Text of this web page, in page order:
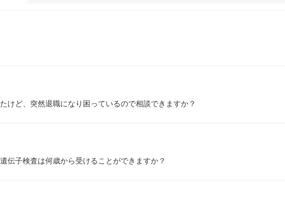
けど、突然退職になり困っているので相談できますか？
伝子検査は何歳から受けることができますか？